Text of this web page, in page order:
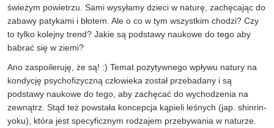
świeżym powietrzu. Sami wysyłamy dzieci w naturę, zachęcając do
zabawy patykami i błotem. Ale o co w tym wszystkim chodzi? Czy
to tylko kolejny trend? Jakie są podstawy naukowe do tego aby
babrać się w ziemi?
Ano zaspoileruję, że są! :) Temat pozytywnego wpływu natury na
kondycję psychofizyczną człowieka został przebadany i są
podstawy naukowe do tego, aby zachęcać do wychodzenia na
zewnątrz. Stąd też powstała koncepcja kąpieli leśnych (jap. shinrin-
yoku), która jest specyficznym rodzajem przebywania w naturze.